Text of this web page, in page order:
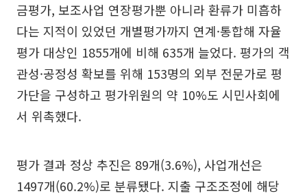
금평가, 보조사업 연장평가뿐 아니라 환류가 미흡하
다는 지적이 있었던 개별평가까지 연계·통합해 자율
평가 대상인 1855개에 비해 635개 늘었다. 평가의 객
관성·공정성 확보를 위해 153명의 외부 전문가로 평
가단을 구성하고 평가위원의 약 10%도 시민사회에
서 위촉했다.
평가 결과 정상 추진은 89개(3.6%), 사업개선은
1497개(60.2%)로 분류됐다. 지출 구조조정에 해당